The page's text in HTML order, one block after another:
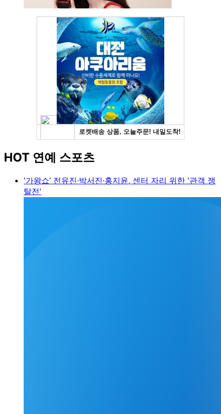
HOT 연예 스포츠
'가왕쇼’ 전유진·박서진·홍지윤, 센터 자리 위한 '관객 쟁
탈전'